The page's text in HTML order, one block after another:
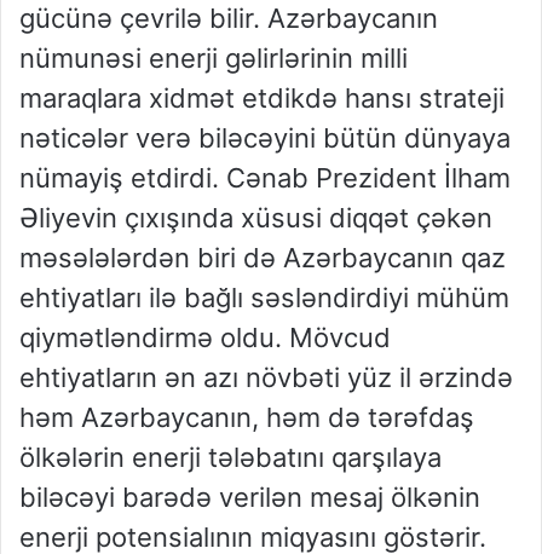
gücünə çevrilə bilir. Azərbaycanın
nümunəsi enerji gəlirlərinin milli
maraqlara xidmət etdikdə hansı strateji
nəticələr verə biləcəyini bütün dünyaya
nümayiş etdirdi. Cənab Prezident İlham
Əliyevin çıxışında xüsusi diqqət çəkən
məsələlərdən biri də Azərbaycanın qaz
ehtiyatları ilə bağlı səsləndirdiyi mühüm
qiymətləndirmə oldu. Mövcud
ehtiyatların ən azı növbəti yüz il ərzində
həm Azərbaycanın, həm də tərəfdaş
ölkələrin enerji tələbatını qarşılaya
biləcəyi barədə verilən mesaj ölkənin
enerji potensialının miqyasını göstərir.